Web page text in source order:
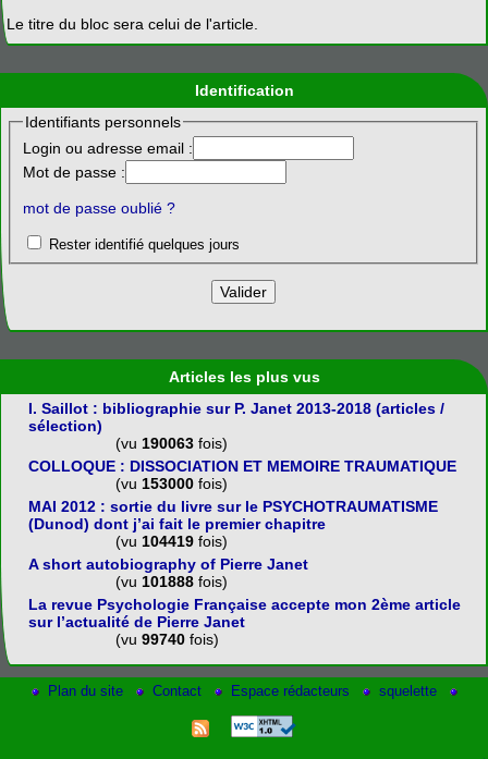
Le titre du bloc sera celui de l'article.
Identification
Identifiants personnels
Login ou adresse email :
Mot de passe :
mot de passe oublié ?
Rester identifié quelques jours
Articles les plus vus
I. Saillot : bibliographie sur P. Janet 2013-2018 (articles /
sélection)
(vu 190063 fois)
COLLOQUE : DISSOCIATION ET MEMOIRE TRAUMATIQUE
(vu 153000 fois)
MAI 2012 : sortie du livre sur le PSYCHOTRAUMATISME
(Dunod) dont j’ai fait le premier chapitre
(vu 104419 fois)
A short autobiography of Pierre Janet
(vu 101888 fois)
La revue Psychologie Française accepte mon 2ème article
sur l’actualité de Pierre Janet
(vu 99740 fois)
Plan du site Contact Espace rédacteurs squelette